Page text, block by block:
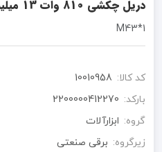
دریل چکشی 810 وات 13 میلیمتر مدل 5322 آروا ARVA
1*M43
کد کالا: 10010958
بارکد: 2200000412270
گروه: ابزارآلات
زیرگروه: برقی صنعتی